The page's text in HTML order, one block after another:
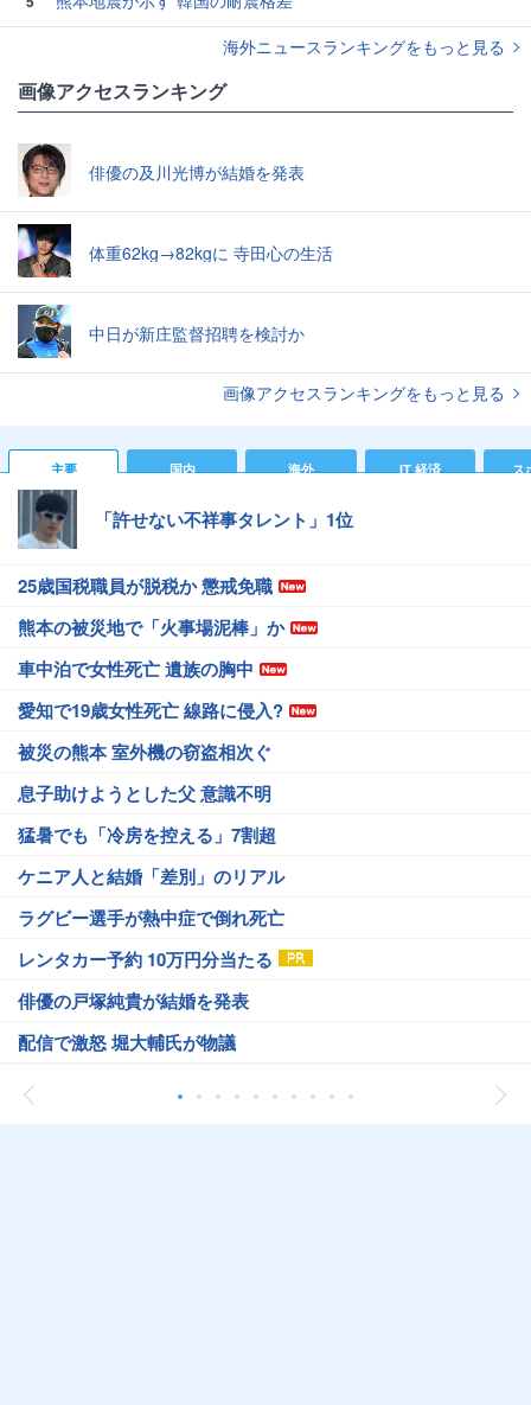
海外ニュースランキングをもっと見る
画像アクセスランキング
俳優の及川光博が結婚を発表
体重62kg→82kgに 寺田心の生活
中日が新庄監督招聘を検討か
画像アクセスランキングをもっと見る
主要 国内 海外 IT 経済 ス
「許せない不祥事タレント」1位
25歳国税職員が脱税か 懲戒免職
熊本の被災地で「火事場泥棒」か
車中泊で女性死亡 遺族の胸中
愛知で19歳女性死亡 線路に侵入?
被災の熊本 室外機の窃盗相次ぐ
息子助けようとした父 意識不明
猛暑でも「冷房を控える」7割超
ケニア人と結婚「差別」のリアル
ラグビー選手が熱中症で倒れ死亡
レンタカー予約 10万円分当たる
俳優の戸塚純貴が結婚を発表
配信で激怒 堀大輔氏が物議